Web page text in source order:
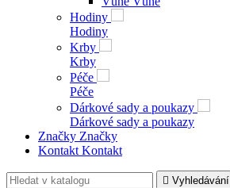
Hodiny
Hodiny
Krby
Krby
Péče
Péče
Dárkové sady a poukazy
Dárkové sady a poukazy
Značky Značky
Kontakt Kontakt
 Vyhledávání